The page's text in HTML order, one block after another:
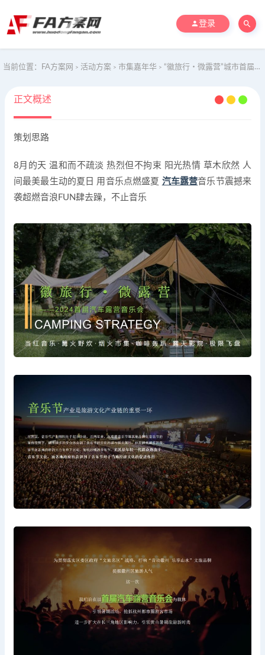
登录
当前位置： FA方案网 > 活动方案 > 市集嘉年华 > “徽旅行・微露营”城市首届汽车露营音乐会主题活动策划方案
正文概述
策划思路
8月的天 温和而不疏淡 热烈但不拘束 阳光热情 草木欣然 人
间最美最生动的夏日 用音乐点燃盛夏 汽车露营音乐节震撼来
袭超燃音浪FUN肆去躁，不止音乐